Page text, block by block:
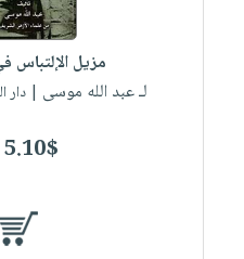
مزيل الإلتباس
لـ عبد الله موسى | دار
5.10$